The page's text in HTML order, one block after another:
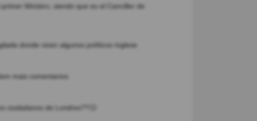
Ministro, siendo que es el Canciller de
donde viven algunos políticos inglese
mais comentarios
ciudadanos de Londres??🥴